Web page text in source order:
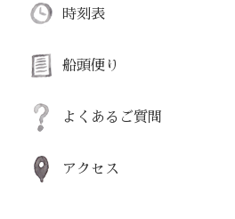
時刻表
船頭便り
よくあるご質問
アクセス